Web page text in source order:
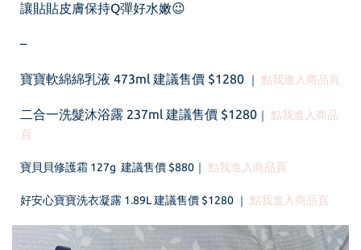
讓貼貼皮膚保持Q彈好水嫩😉
–
寶寶軟綿綿乳液 473ml 建議售價 $1280 ｜ 點我進入商品頁
二合一洗髮沐浴露 237ml 建議售價 $1280 ｜ 點我進入商品
頁
寶貝貝修護霜 127g 建議售價 $880｜ 點我進入商品頁
好安心寶寶洗衣凝露 1.89L 建議售價 $1280 ｜ 點我進入商品頁